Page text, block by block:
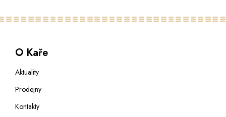
O Kaře
Aktuality
Prodejny
Kontakty